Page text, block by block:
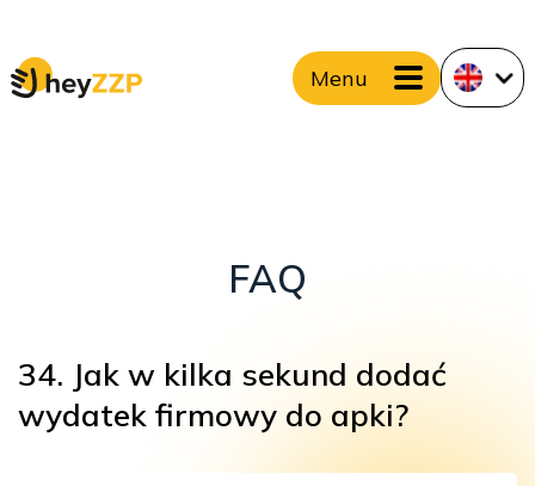
Menu
FAQ
34. Jak w kilka sekund dodać
wydatek firmowy do apki?